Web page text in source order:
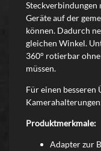
Steckverbindungen
Geräte auf der
können. Dadurch
gleichen Winkel.
360° rotierbar
müssen.
Für einen
Produktmerkmale:
Adapter zur